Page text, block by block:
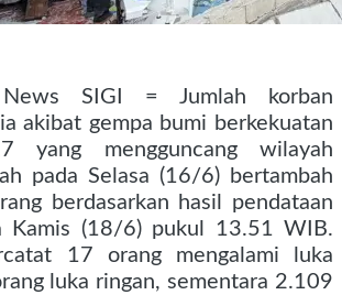
News SIGI = Jumlah korban
akibat gempa bumi berkekuatan
yang mengguncang wilayah
pada Selasa (16/6) bertambah
berdasarkan hasil pendataan
Kamis (18/6) pukul 13.51 WIB.
17 orang mengalami luka
luka ringan, sementara 2.109